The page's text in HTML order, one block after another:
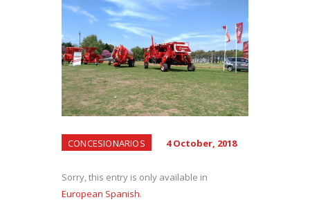
CONCESIONARIOS 4 October, 2018
Sorry, this entry is only available in
European Spanish.